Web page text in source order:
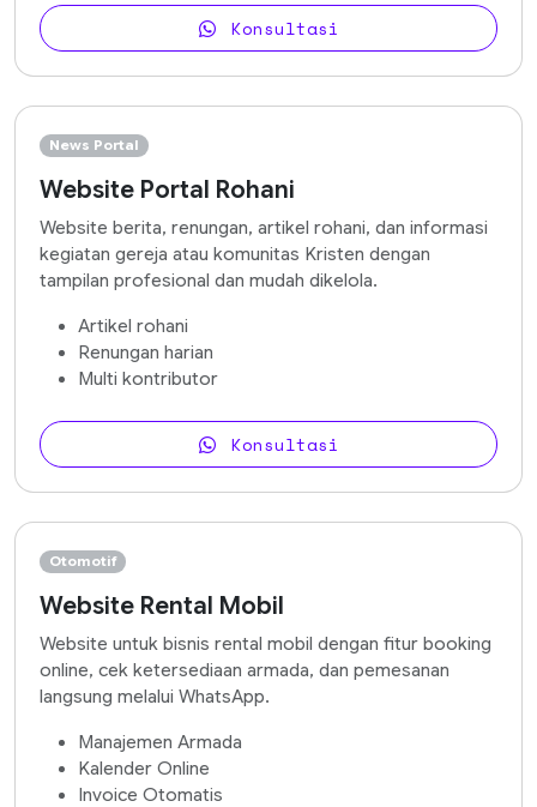
Konsultasi
News Portal
Website Portal Rohani
Website berita, renungan, artikel rohani, dan informasi
kegiatan gereja atau komunitas Kristen dengan
tampilan profesional dan mudah dikelola.
Artikel rohani
Renungan harian
Multi kontributor
Konsultasi
Otomotif
Website Rental Mobil
Website untuk bisnis rental mobil dengan fitur booking
online, cek ketersediaan armada, dan pemesanan
langsung melalui WhatsApp.
Manajemen Armada
Kalender Online
Invoice Otomatis